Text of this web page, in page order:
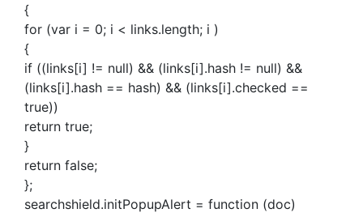
{
for (var i = 0; i < links.length; i )
{
if ((links[i] != null) && (links[i].hash != null) &&
(links[i].hash == hash) && (links[i].checked ==
true))
return true;
}
return false;
};
searchshield.initPopupAlert = function (doc)